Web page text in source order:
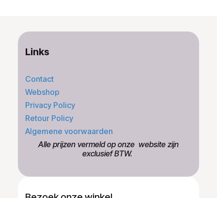
Links
Contact
Webshop
Privacy Policy
Retour Policy
Algemene voorwaarden
​Alle prijzen vermeld op onze ​website zijn
exclusief BTW.